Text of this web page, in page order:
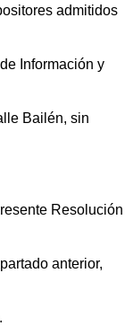
admitidos
Información y
Bailén, sin
Resolución
anterior,